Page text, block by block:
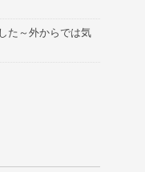
た～外からでは気